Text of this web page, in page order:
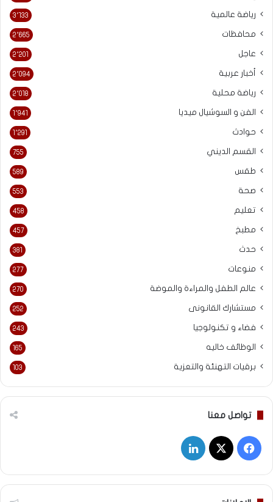
رياضة عالمية 3٬133
محافظات 2٬665
عاجل 2٬201
أخبار عربية 2٬094
رياضة محلية 2٬018
الفن و السوشيال ميديا 1٬941
حوادث 1٬291
القسم الديني 755
طقس 589
صحة 553
تعليم 458
مطبخ 457
حدث 381
منوعات 277
عالم الطفل والمراءة والموضة 270
مستشارك القانونى 252
فضاء و تكنولوجيا 243
الوظائف خاليه 165
برقيات التهنئة والتعزية 103
تواصل معنا
فيسبوك
‫X لينكدإن